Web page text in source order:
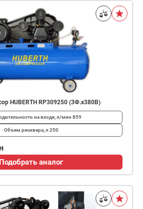
HUBERTH RP309250 (3Ф.х380В)
на входе, л/мин 859
Объем ресивера, л 250
Подобрать аналог